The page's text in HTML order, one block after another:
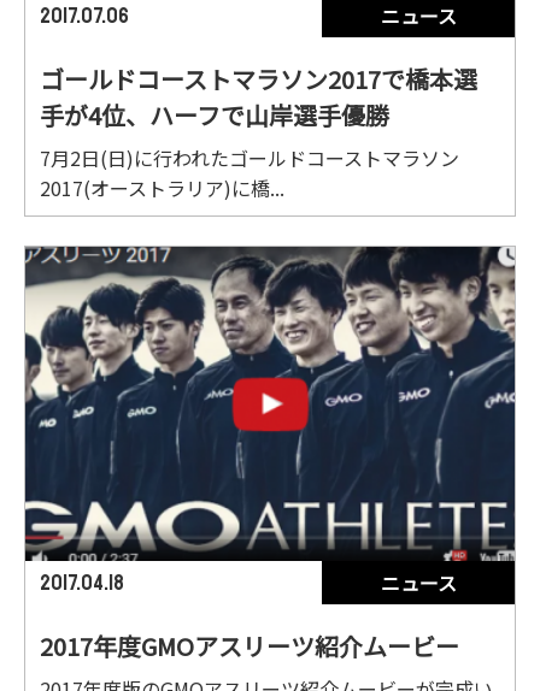
2017.07.06 ニュース
ゴールドコーストマラソン2017で橋本選
手が4位、ハーフで山岸選手優勝
7月2日(日)に行われたゴールドコーストマラソン
2017(オーストラリア)に橋...
2017.04.18 ニュース
2017年度GMOアスリーツ紹介ムービー